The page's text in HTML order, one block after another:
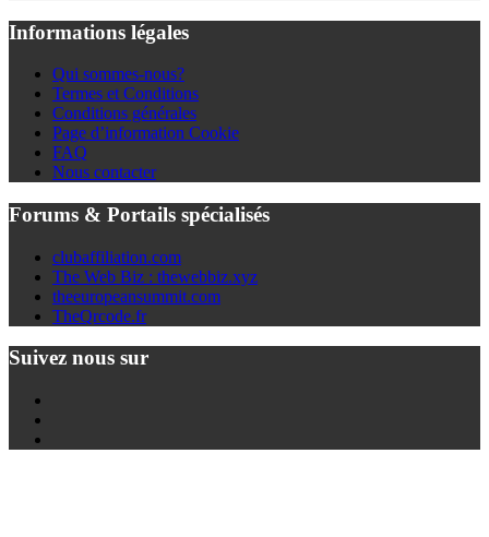
Informations légales
Qui sommes-nous?
Termes et Conditions
Conditions générales
Page d’information Cookie
FAQ
Nous contacter
Forums & Portails spécialisés
clubaffiliation.com
The Web Biz : thewebbiz.xyz
theeuropeansummit.com
TheQrcode.fr
Suivez nous sur